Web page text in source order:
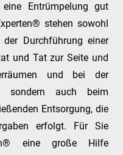
Entrümpelung gut
stehen sowohl
Durchführung einer
und Tat zur Seite und
und bei der
sondern auch beim
Entsorgung, die
erfolgt. Für Sie
eine große Hilfe